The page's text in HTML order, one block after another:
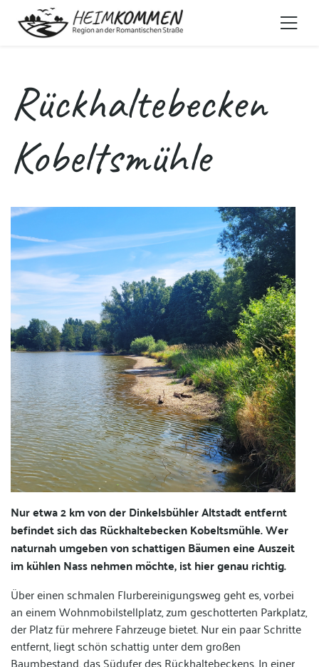
Rückhaltebecken
Kobeltsmühle
Nur etwa 2 km von der Dinkelsbühler Altstadt entfernt
befindet sich das Rückhaltebecken Kobeltsmühle. Wer
naturnah umgeben von schattigen Bäumen eine Auszeit
im kühlen Nass nehmen möchte, ist hier genau richtig.
Über einen schmalen Flurbereinigungsweg geht es, vorbei
an einem Wohnmobilstellplatz, zum geschotterten Parkplatz,
der Platz für mehrere Fahrzeuge bietet. Nur ein paar Schritte
entfernt, liegt schön schattig unter dem großen
Baumbestand, das Südufer des Rückhaltebeckens. In einer